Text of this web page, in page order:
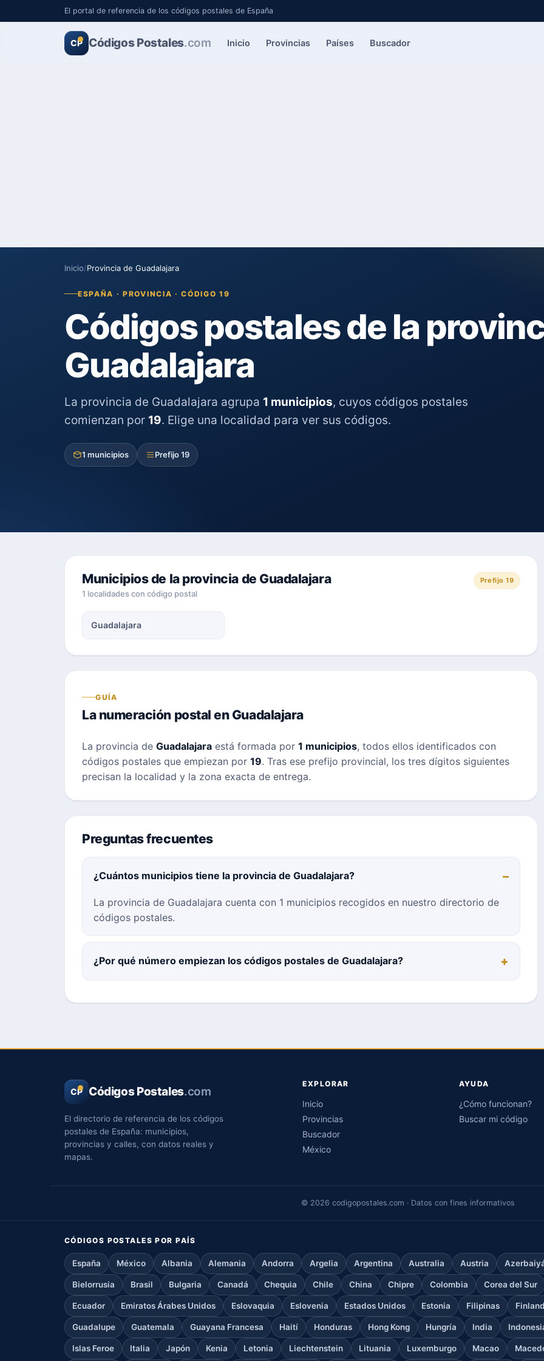
El portal de referencia de los códigos postales de España
CP Códigos Postales.com Inicio Provincias Países Buscador
Inicio/Provincia de Guadalajara
ESPAÑA · PROVINCIA · CÓDIGO 19
Códigos postales de la
Guadalajara
La provincia de Guadalajara agrupa 1 municipios, cuyos códigos postales
comienzan por 19. Elige una localidad para ver sus códigos.
1 municipios Prefijo 19
Municipios de la provincia de Guadalajara
1 localidades con código postal
Prefijo 19
Guadalajara
GUÍA
La numeración postal en Guadalajara
La provincia de Guadalajara está formada por 1 municipios, todos ellos identificados con
códigos postales que empiezan por 19. Tras ese prefijo provincial, los tres dígitos siguientes
precisan la localidad y la zona exacta de entrega.
Preguntas frecuentes
¿Cuántos municipios tiene la provincia de Guadalajara?
La provincia de Guadalajara cuenta con 1 municipios recogidos en nuestro directorio de
códigos postales.
¿Por qué número empiezan los códigos postales de Guadalajara?
CP Códigos Postales.com
El directorio de referencia de los códigos
postales de España: municipios,
provincias y calles, con datos reales y
mapas.
EXPLORAR
Inicio
Provincias
Buscador
México
AYUDA
¿Cómo funcionan?
Buscar mi código
© 2026 codigopostales.com · Datos con fines informativos
CÓDIGOS POSTALES POR PAÍS
España México Albania Alemania Andorra Argelia Argentina Australia Austria
Bielorrusia Brasil Bulgaria Canadá Chequia Chile China Chipre Colombia Corea del Sur
Ecuador Emiratos Árabes Unidos Eslovaquia Eslovenia Estados Unidos Estonia Filipinas
Guadalupe Guatemala Guayana Francesa Haití Honduras Hong Kong Hungría India
Islas Feroe Italia Japón Kenia Letonia Liechtenstein Lituania Luxemburgo Macao